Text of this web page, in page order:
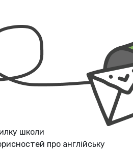
школи
про англійську